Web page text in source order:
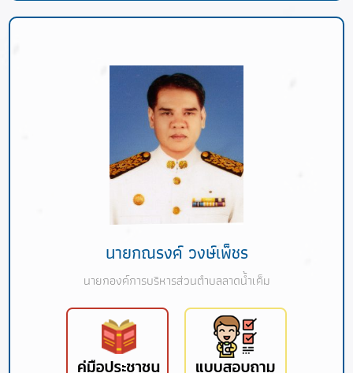
นายกณรงค์ วงษ์เพ็ชร
นายกองค์การบริหารส่วนตำบลลาดน้ำเค็ม